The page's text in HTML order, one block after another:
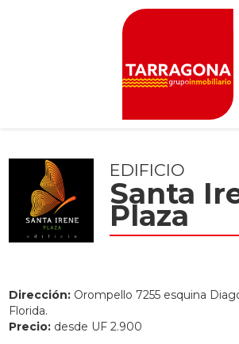
EDIFICIO
Santa
Plaza
Dirección: Orompello 7255 esquina
Florida.
Precio: desde UF 2.900